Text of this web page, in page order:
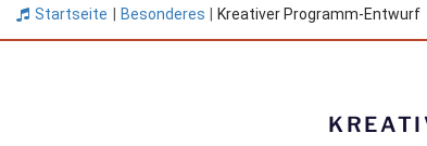
Startseite Besonderes Kreativer Programm-Entwurf